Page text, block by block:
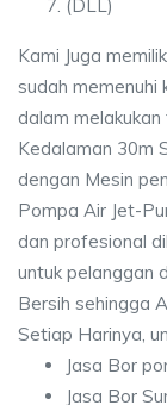
(DLL)
Kami Juga
sudah memenuhi
dalam
Kedalaman 30m
dengan Mesin
Pompa Air Jet-
dan profesional
untuk pelanggan
Bersih sehingga
Setiap Harinya,
Jasa Bor
Jasa Bor